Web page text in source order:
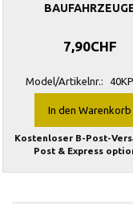
7,90CHF
Model/Artikelnr.:
In den Warenkorb
Kostenloser B-Post-
Post & Express